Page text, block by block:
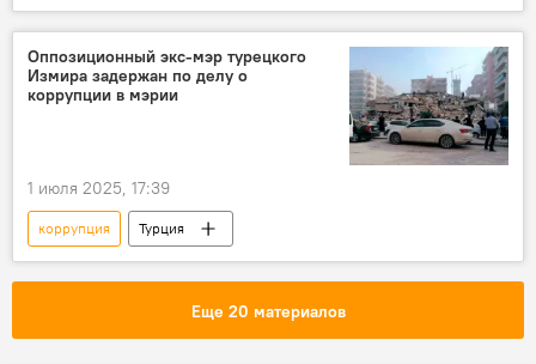
мэрия
В мире
Оппозиционный экс-мэр турецкого
Измира задержан по делу о
коррупции в мэрии
1 июля 2025, 17:39
коррупция Турция
Еще 20 материалов